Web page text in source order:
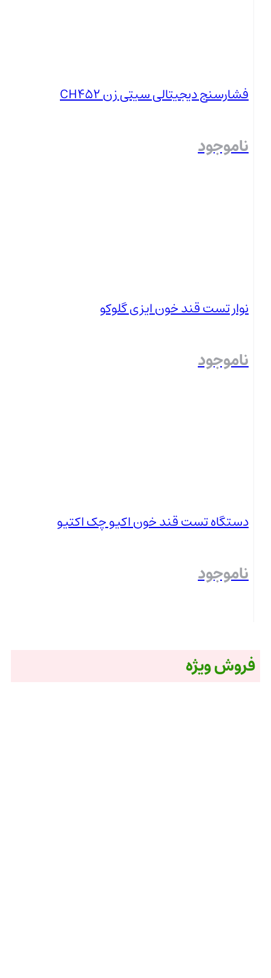
فشارسنج دیجیتالی سیتی زن CH452
ناموجود
نوار تست قند خون ایزی گلوکو
ناموجود
دستگاه تست قند خون اکیو چک اکتیو
ناموجود
فروش ویژه